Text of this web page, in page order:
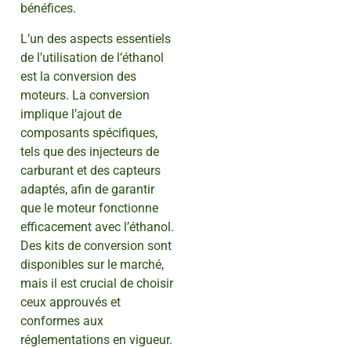
bénéfices.
L’un des aspects essentiels
de l’utilisation de l’éthanol
est la conversion des
moteurs. La conversion
implique l’ajout de
composants spécifiques,
tels que des injecteurs de
carburant et des capteurs
adaptés, afin de garantir
que le moteur fonctionne
efficacement avec l’éthanol.
Des kits de conversion sont
disponibles sur le marché,
mais il est crucial de choisir
ceux approuvés et
conformes aux
réglementations en vigueur.